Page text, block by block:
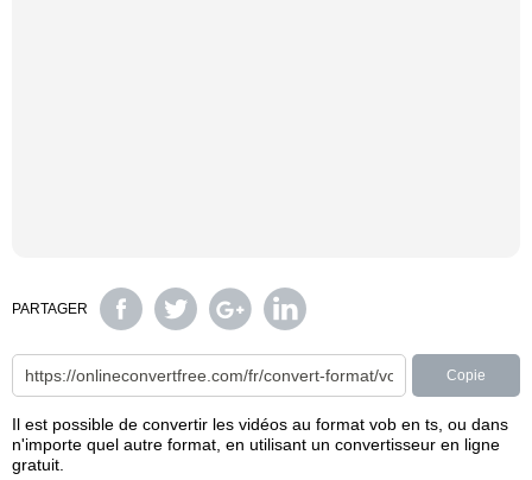
PARTAGER
Copie
Il est possible de convertir les vidéos au format vob en ts, ou dans
n'importe quel autre format, en utilisant un convertisseur en ligne
gratuit.